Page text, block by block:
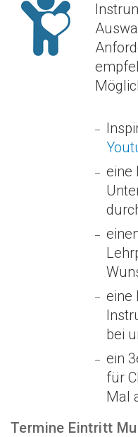
eine
eine
bei
ein
für
Mal
Termine Eintritt